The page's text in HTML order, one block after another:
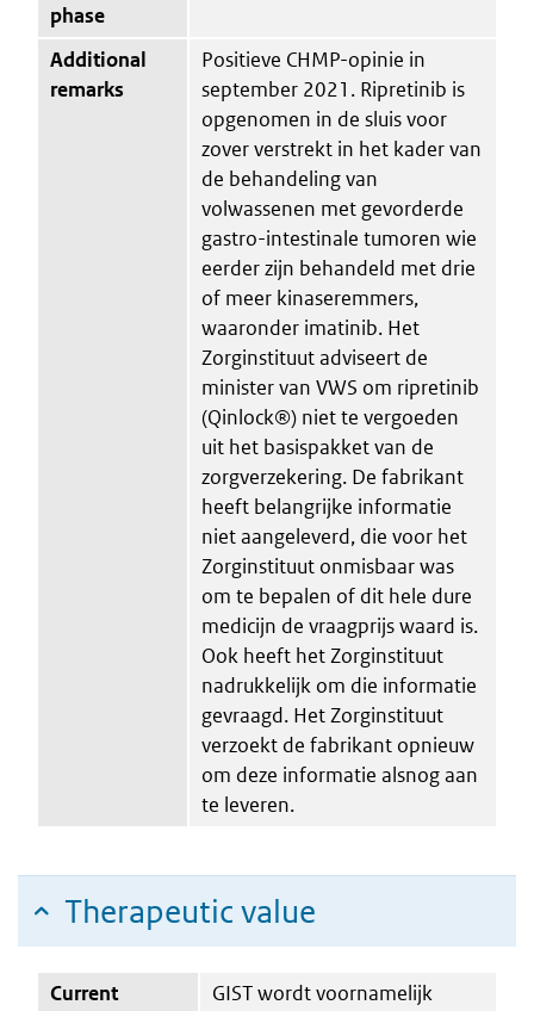
phase
Additional
remarks
Positieve CHMP-opinie in
september 2021. Ripretinib is
opgenomen in de sluis voor
zover verstrekt in het kader van
de behandeling van
volwassenen met gevorderde
gastro-intestinale tumoren wie
eerder zijn behandeld met drie
of meer kinaseremmers,
waaronder imatinib. Het
Zorginstituut adviseert de
minister van VWS om ripretinib
(Qinlock®) niet te vergoeden
uit het basispakket van de
zorgverzekering. De fabrikant
heeft belangrijke informatie
niet aangeleverd, die voor het
Zorginstituut onmisbaar was
om te bepalen of dit hele dure
medicijn de vraagprijs waard is.
Ook heeft het Zorginstituut
nadrukkelijk om die informatie
gevraagd. Het Zorginstituut
verzoekt de fabrikant opnieuw
om deze informatie alsnog aan
te leveren.
Therapeutic value
Current
GIST wordt voornamelijk